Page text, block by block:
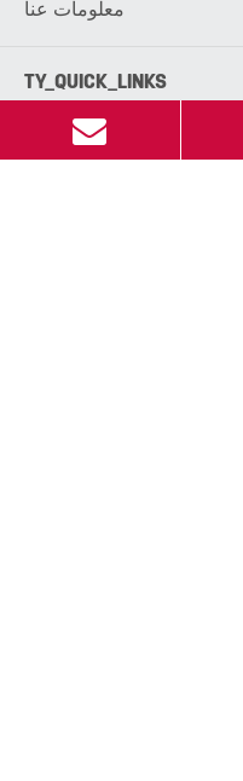
معلومات عنا
TY_QUICK_LINKS
TY_LANGUAGE